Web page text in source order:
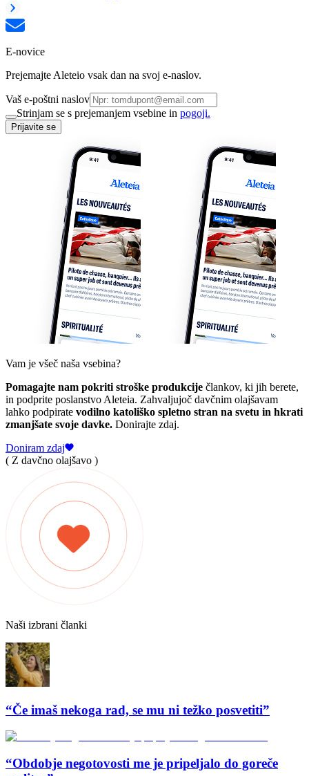
E-novice
Prejemajte Aleteio vsak dan na svoj e-naslov.
Vaš e-poštni naslov
Strinjam se s prejemanjem vsebine in pogoji.
Prijavite se
Vam je všeč naša vsebina?
Pomagajte nam pokriti stroške produkcije člankov, ki jih berete,
in podprite poslanstvo Aleteia. Zahvaljujoč davčnim olajšavam
lahko podpirate vodilno katoliško spletno stran na svetu in hkrati
zmanjšate svoje davke. Donirajte zdaj.
Doniram zdaj
( Z davčno olajšavo )
Naši izbrani članki
“Če imaš nekoga rad, se mu ni težko posvetiti”
“Obdobje negotovosti me je pripeljalo do goreče